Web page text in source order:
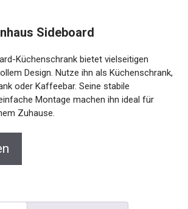
Sideboard
Küchenschrank bietet vielseitigen
Design. Nutze ihn als Küchenschrank,
oder Kaffeebar. Seine stabile
Montage machen ihn ideal für
Zuhause.